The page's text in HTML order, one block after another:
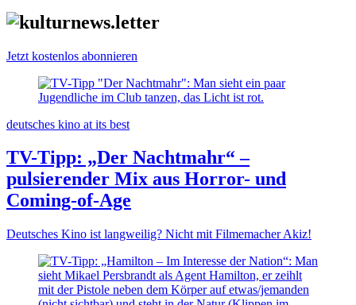
Jetzt kostenlos abonnieren
deutsches kino at its best
TV-Tipp: „Der Nachtmahr“ –
pulsierender Mix aus Horror- und
Coming-of-Age
Deutsches Kino ist langweilig? Nicht mit Filmemacher Akiz!